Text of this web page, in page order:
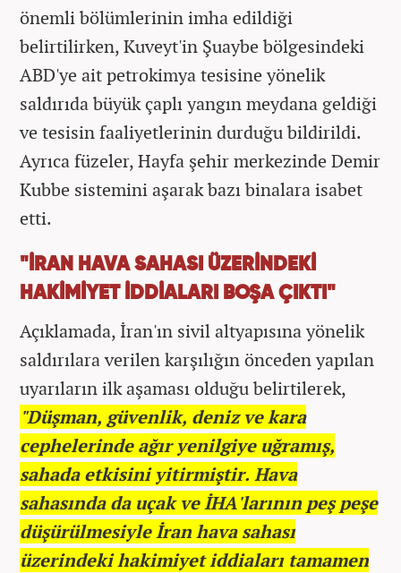
önemli bölümlerinin imha edildiği
belirtilirken, Kuveyt'in Şuaybe bölgesindeki
ABD'ye ait petrokimya tesisine yönelik
saldırıda büyük çaplı yangın meydana geldiği
ve tesisin faaliyetlerinin durduğu bildirildi.
Ayrıca füzeler, Hayfa şehir merkezinde Demir
Kubbe sistemini aşarak bazı binalara isabet
etti.
"İRAN HAVA SAHASI ÜZERİNDEKİ
HAKİMİYET İDDİALARI BOŞA ÇIKTI"
Açıklamada, İran'ın sivil altyapısına yönelik
saldırılara verilen karşılığın önceden yapılan
uyarıların ilk aşaması olduğu belirtilerek,
"Düşman, güvenlik, deniz ve kara
cephelerinde ağır yenilgiye uğramış,
sahada etkisini yitirmiştir. Hava
sahasında da uçak ve İHA'larının peş peşe
düşürülmesiyle İran hava sahası
üzerindeki hakimiyet iddiaları tamamen